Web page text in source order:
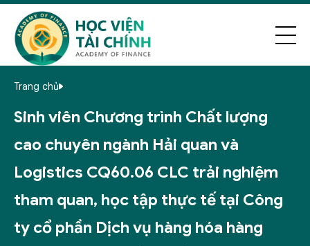
Trang chủ
Sinh viên Chương trình Chất lượng
cao chuyên ngành Hải quan và
Logistics CQ60.06 CLC trải nghiệm
tham quan, học tập thực tế tại Công
ty cổ phần Dịch vụ hàng hóa hàng